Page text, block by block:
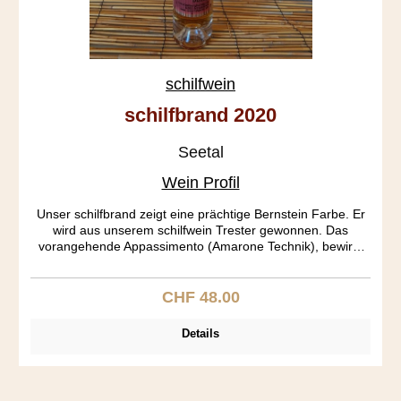
schilfwein
schilfbrand 2020
Seetal
Wein Profil
Unser schilfbrand zeigt eine prächtige Bernstein Farbe. Er
wird aus unserem schilfwein Trester gewonnen. Das
vorangehende Appassimento (Amarone Technik), bewirkt
und zeigt samtene Anklänge mit einem zarten
Süsskomplex.
Regulärer Preis:
CHF 48.00
Details